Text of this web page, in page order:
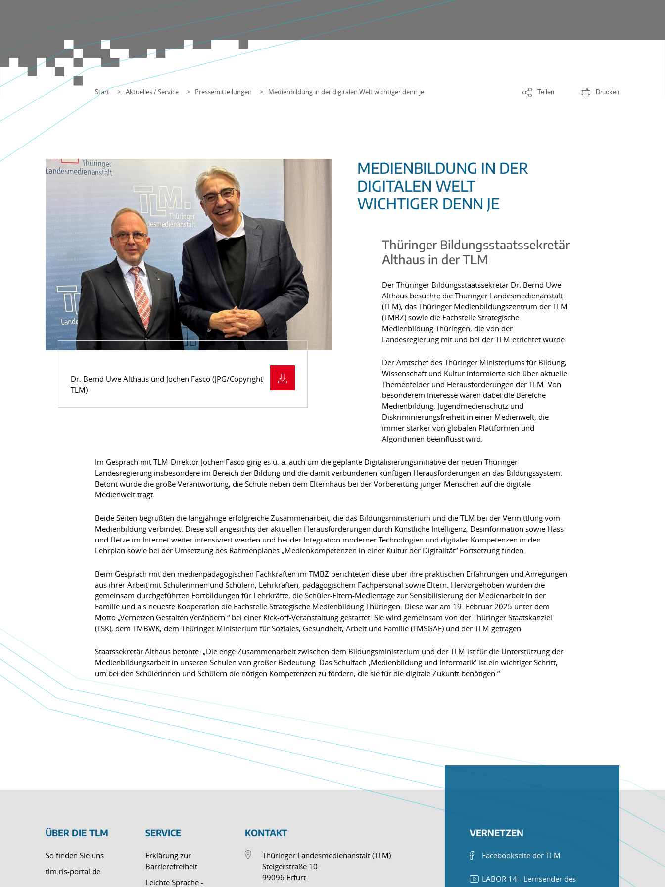
Start Aktuelles / Service Pressemitteilungen Medienbildung in der digitalen Welt wichtiger denn je Teilen Drucken
Dr. Bernd Uwe Althaus und Jochen Fasco (JPG/Copyright
TLM)
MEDIENBILDUNG IN DER
DIGITALEN WELT
WICHTIGER DENN JE
Thüringer Bildungsstaatssekretär
Althaus in der TLM
Der Thüringer Bildungsstaatssekretär Dr. Bernd Uwe
Althaus besuchte die Thüringer Landesmedienanstalt
(TLM), das Thüringer Medienbildungszentrum der TLM
(TMBZ) sowie die Fachstelle Strategische
Medienbildung Thüringen, die von der
Landesregierung mit und bei der TLM errichtet wurde.
Der Amtschef des Thüringer Ministeriums für Bildung,
Wissenschaft und Kultur informierte sich über aktuelle
Themenfelder und Herausforderungen der TLM. Von
besonderem Interesse waren dabei die Bereiche
Medienbildung, Jugendmedienschutz und
Diskriminierungsfreiheit in einer Medienwelt, die
immer stärker von globalen Plattformen und
Algorithmen beeinflusst wird.
Im Gespräch mit TLM-Direktor Jochen Fasco ging es u. a. auch um die geplante Digitalisierungsinitiative der neuen Thüringer
Landesregierung insbesondere im Bereich der Bildung und die damit verbundenen künftigen Herausforderungen an das Bildungssystem.
Betont wurde die große Verantwortung, die Schule neben dem Elternhaus bei der Vorbereitung junger Menschen auf die digitale
Medienwelt trägt.
Beide Seiten begrüßten die langjährige erfolgreiche Zusammenarbeit, die das Bildungsministerium und die TLM bei der Vermittlung vom
Medienbildung verbindet. Diese soll angesichts der aktuellen Herausforderungen durch Künstliche Intelligenz, Desinformation sowie Hass
und Hetze im Internet weiter intensiviert werden und bei der Integration moderner Technologien und digitaler Kompetenzen in den
Lehrplan sowie bei der Umsetzung des Rahmenplanes „Medienkompetenzen in einer Kultur der Digitalität“ Fortsetzung finden.
Beim Gespräch mit den medienpädagogischen Fachkräften im TMBZ berichteten diese über ihre praktischen Erfahrungen und Anregungen
aus ihrer Arbeit mit Schülerinnen und Schülern, Lehrkräften, pädagogischem Fachpersonal sowie Eltern. Hervorgehoben wurden die
gemeinsam durchgeführten Fortbildungen für Lehrkräfte, die Schüler-Eltern-Medientage zur Sensibilisierung der Medienarbeit in der
Familie und als neueste Kooperation die Fachstelle Strategische Medienbildung Thüringen. Diese war am 19. Februar 2025 unter dem
Motto „Vernetzen.Gestalten.Verändern.“ bei einer Kick-off-Veranstaltung gestartet. Sie wird gemeinsam von der Thüringer Staatskanzlei
(TSK), dem TMBWK, dem Thüringer Ministerium für Soziales, Gesundheit, Arbeit und Familie (TMSGAF) und der TLM getragen.
Staatssekretär Althaus betonte: „Die enge Zusammenarbeit zwischen dem Bildungsministerium und der TLM ist für die Unterstützung der
Medienbildungsarbeit in unseren Schulen von großer Bedeutung. Das Schulfach ,Medienbildung und Informatik‘ ist ein wichtiger Schritt,
um bei den Schülerinnen und Schülern die nötigen Kompetenzen zu fördern, die sie für die digitale Zukunft benötigen.“
ÜBER DIE TLM
So finden Sie uns
tlm.ris-portal.de
SERVICE
Erklärung zur
Barrierefreiheit
Leichte Sprache -
KONTAKT
Thüringer Landesmedienanstalt (TLM)
Steigerstraße 10
99096 Erfurt
VERNETZEN
Facebookseite der TLM
LABOR 14 - Lernsender des